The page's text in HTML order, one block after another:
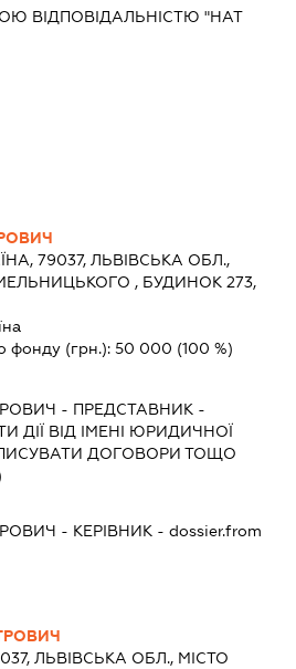
ВІДПОВІДАЛЬНІСТЮ "НАТ
79037, ЛЬВІВСЬКА ОБЛ.,
, БУДИНОК 273,
фонду (грн.):50 000 (100 %)
- ПРЕДСТАВНИК -
ДІЇ ВІД ІМЕНІ ЮРИДИЧНОЇ
ДОГОВОРИ ТОЩО
- КЕРІВНИК - dossier.from
ЛЬВІВСЬКА ОБЛ., МІСТО